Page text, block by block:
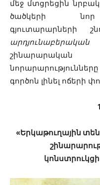
մեջ մտցրեցին
ծածկերի նոր
գյուտարարների
շինարարական
գործոն լինել ոճերի
«Երկաթուղային